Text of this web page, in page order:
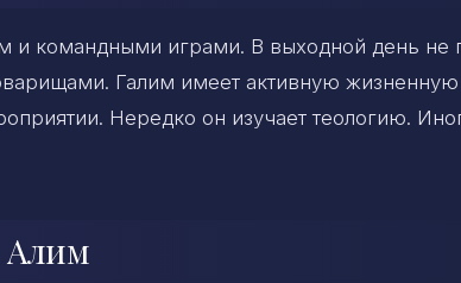
и командными играми. В выходной день не
Галим имеет активную
Нередко он изучает теологию.
Алим